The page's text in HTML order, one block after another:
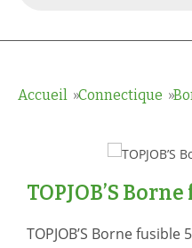
Accueil Connectique
TOPJOB’S
TOPJOB’S Borne fusible